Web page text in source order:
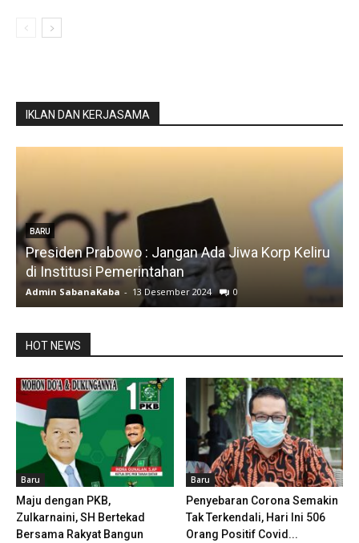
IKLAN DAN KERJASAMA
BARU
Presiden Prabowo : Jangan Ada Jiwa Korp Keliru
di Institusi Pemerintahan
Admin SabanaKaba - 13 Desember 2024 0
HOT NEWS
Baru
Maju dengan PKB,
Zulkarnaini, SH Bertekad
Bersama Rakyat Bangun
Baru
Penyebaran Corona Semakin
Tak Terkendali, Hari Ini 506
Orang Positif Covid...